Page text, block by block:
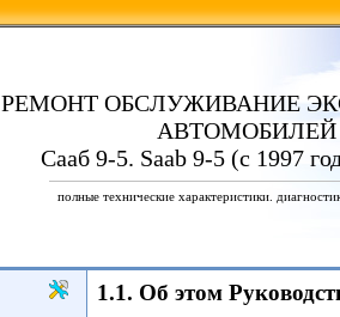
РЕМОНТ ОБСЛУЖИВАНИЕ
АВТОМОБИЛЕЙ
Сааб 9-5. Saab 9-5 (с 1997
полные технические характеристики.
1.1. Об этом